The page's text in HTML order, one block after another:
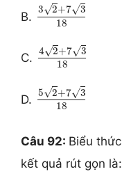
B.
3 2
√ +7 3
√
18
C.
4 2
√ +7 3
√
18
D.
5 2
√ +7 3
√
18
Câu 92: Biểu thức
kết quả rút gọn là: